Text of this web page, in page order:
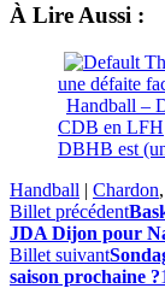
À Lire Aussi :
une défaite
Handball –
CDB en LFH
DBHB est
Handball | Chardon,
Billet précédent
JDA Dijon pour
Billet suivant
saison prochaine ?